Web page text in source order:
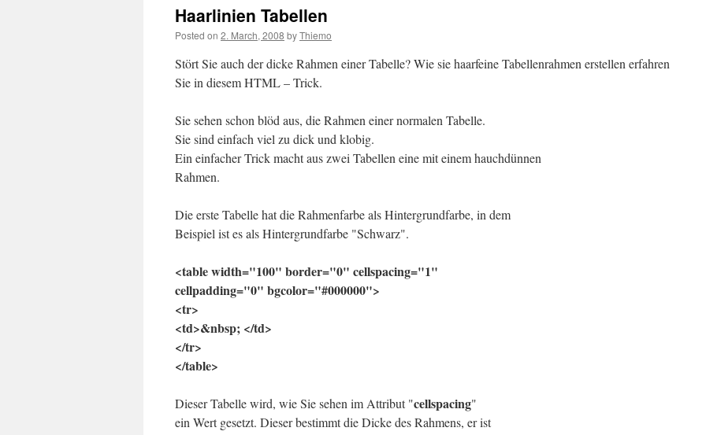
Haarlinien Tabellen
Posted on 2. March, 2008 byThiemo
Stört Sie auch der dicke Rahmen einer Tabelle? Wie sie haarfeine Tabellenrahmen erstellen erfahren
Sie in diesem HTML – Trick.
Sie sehen schon blöd aus, die Rahmen einer normalen Tabelle.
Sie sind einfach viel zu dick und klobig.
Ein einfacher Trick macht aus zwei Tabellen eine mit einem hauchdünnen
Rahmen.
Die erste Tabelle hat die Rahmenfarbe als Hintergrundfarbe, in dem
Beispiel ist es als Hintergrundfarbe "Schwarz".
<table width="100" border="0" cellspacing="1"
cellpadding="0" bgcolor="#000000">
<tr>
<td>&nbsp; </td>
</tr>
</table>
Dieser Tabelle wird, wie Sie sehen im Attribut "cellspacing"
ein Wert gesetzt. Dieser bestimmt die Dicke des Rahmens, er ist